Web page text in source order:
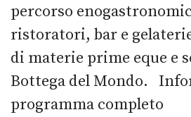
percorso
ristoratori, bar e
di materie prime eque e
Bottega del Mondo.
programma completo